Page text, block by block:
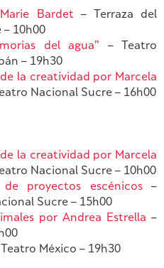
Bardet– Terraza del
– 10h00
del agua” – Teatro
– 19h30
la creatividad por Marcela
Nacional Sucre – 16h00
la creatividad por Marcela
Nacional Sucre – 10h00
proyectos escénicos–
Sucre – 15h00
por Andrea Estrella –
Teatro México – 19h30